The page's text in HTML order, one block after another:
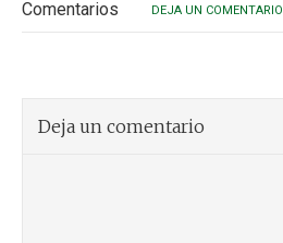
Comentarios DEJA UN COMENTARIO
Deja un comentario